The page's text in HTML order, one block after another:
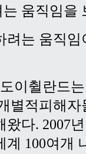
움직임을
려는 움직
이췰란드
별적피해
다. 2007
100여개